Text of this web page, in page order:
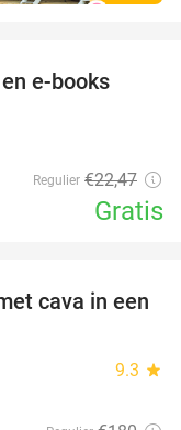
e-books
Regulier €22,47
Gratis
48%
cava in een
9.3 star